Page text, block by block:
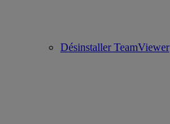
Désinstaller TeamViewer